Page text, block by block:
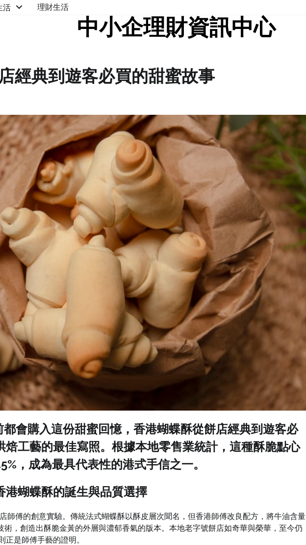
活 理財生活
中小企理財資訊中心
經典到遊客必買的甜蜜故事
會購入這份甜蜜回憶，香港蝴蝶酥從餅店經典到遊客必
焙工藝的最佳寫照。根據本地零售業統計，這種酥脆點心
，成為最具代表性的港式手信之一。
港蝴蝶酥的誕生與品質選擇
師傅的創意實驗。傳統法式蝴蝶酥以酥皮層次聞名，但香港師傅改良配方，將牛油含量
術，創造出酥脆金黃的外層與濃郁香氣的版本。本地老字號餅店如奇華與榮華，至今仍
是師傅手藝的證明。